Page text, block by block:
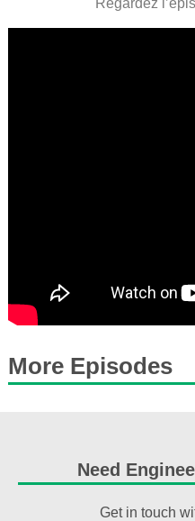
Regardez
More Episodes
Need
Get in touch